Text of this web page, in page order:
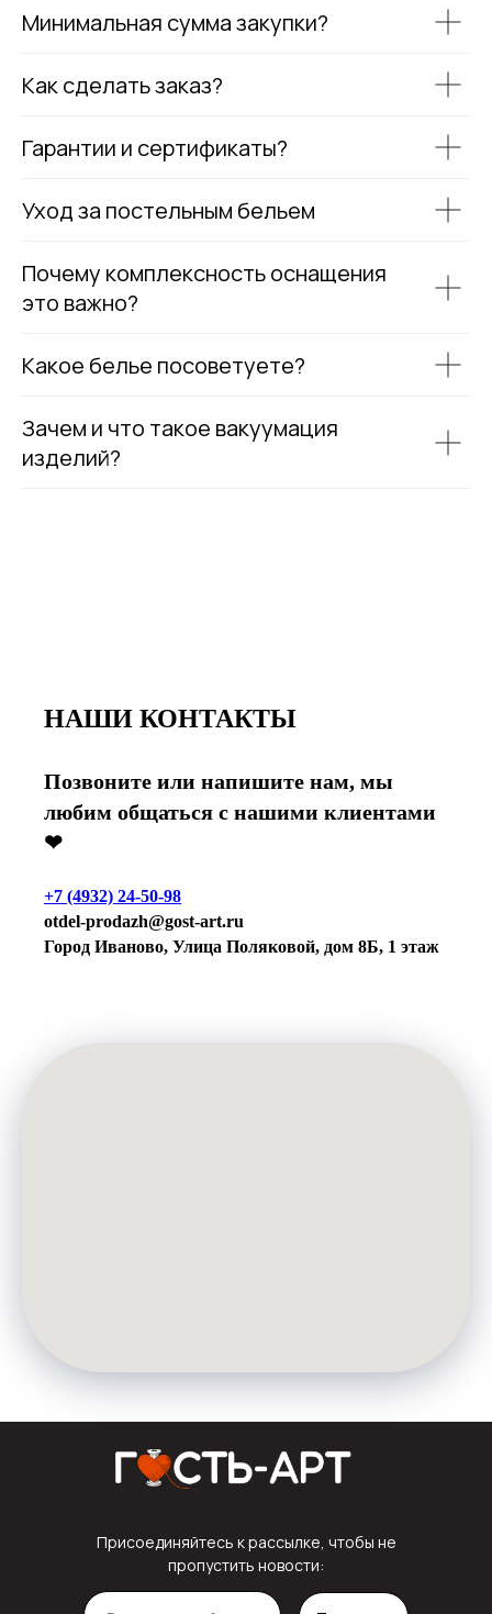
Минимальная сумма закупки?
Как сделать заказ?
Гарантии и сертификаты?
Уход за постельным бельем
Почему комплексность оснащения
это важно?
Какое белье посоветуете?
Зачем и что такое вакуумация
изделий?
НАШИ КОНТАКТЫ
Позвоните или напишите нам, мы
любим общаться с нашими клиентами
❤
+7 (4932) 24-50-98
otdel-prodazh@gost-art.ru
Город Иваново, Улица Поляковой, дом 8Б, 1 этаж
Присоединяйтесь к рассылке, чтобы не
пропустить новости: